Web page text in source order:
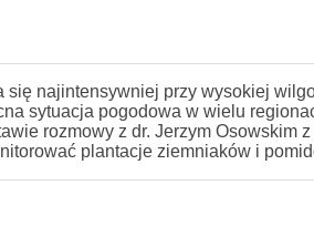
najintensywniej przy wysokiej
sytuacja pogodowa w wielu
rozmowy z dr. Jerzym Osowskim
plantacje ziemniaków i